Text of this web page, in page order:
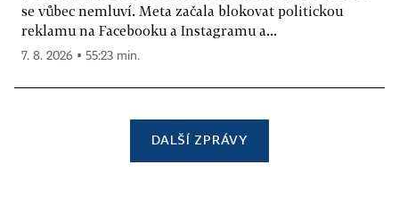
se vůbec nemluví. Meta začala blokovat politickou
reklamu na Facebooku a Instagramu a...
7. 8. 2026 ▪ 55:23 min.
DALŠÍ ZPRÁVY